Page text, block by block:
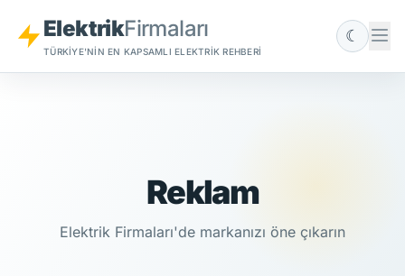
ElektrikFirmaları
TÜRKIYE'NIN EN KAPSAMLI ELEKTRIK REHBERI
☾
Reklam
Elektrik Firmaları'de markanızı öne çıkarın